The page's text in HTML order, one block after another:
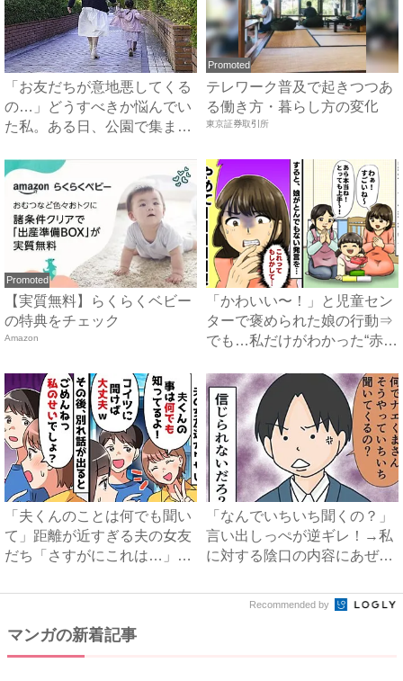
「お友だちが意地悪してくる
の…」どうすべきか悩んでい
た私。ある日、公園で集まる
Promoted
テレワーク普及で起きつつあ
る働き方・暮らし方の変化
東京証券取引所
Promoted
【実質無料】らくらくベビー
の特典をチェック
Amazon
「かわいい〜！」と児童セン
ターで褒められた娘の行動⇒
でも…私だけがわかった“赤
「夫くんのことは何でも聞い
て」距離が近すぎる夫の女友
だち「さすがにこれは…」妻
「なんでいちいち聞くの？」
言い出しっぺが逆ギレ！→私
に対する陰口の内容にあぜ
Recommended by
マンガの新着記事